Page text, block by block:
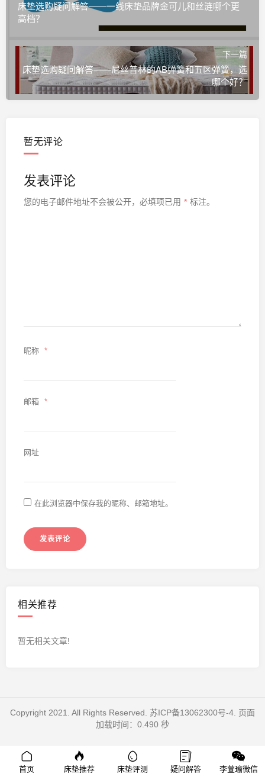
床垫选购疑问解答——一线床垫品牌金可儿和丝涟哪个更
高档？
下一篇
床垫选购疑问解答——尼丝普林的AB弹簧和五区弹簧，选
哪个好？
暂无评论
发表评论
您的电子邮件地址不会被公开， 必填项已用 * 标注。
昵称 *
邮箱 *
网址
在此浏览器中保存我的昵称、邮箱地址。
相关推荐
暂无相关文章!
Copyright 2021. All Rights Reserved. 苏ICP备13062300号-4 . 页面
加载时间：0.490 秒
首页 床垫推荐 床垫评测 疑问解答 李萱瑜微信